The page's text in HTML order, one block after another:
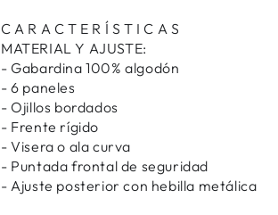
C A R A C T E R Í S T I C A S
MATERIAL Y AJUSTE:
- Gabardina 100% algodón
- 6 paneles
- Ojillos bordados
- Frente rígido
- Visera o ala curva
- Puntada frontal de seguridad
- Ajuste posterior con hebilla metálica